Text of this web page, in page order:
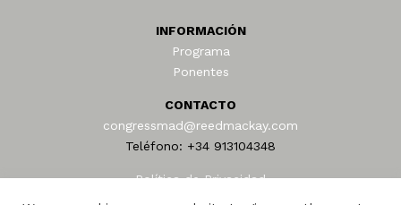
INFORMACIÓN
Programa
Ponentes
CONTACTO
congressmad@reedmackay.com
Teléfono: +34 913104348
Política de Privacidad